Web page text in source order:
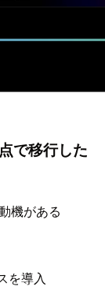
で移行した
機がある
を導入